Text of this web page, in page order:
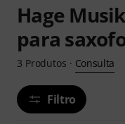
Hage
para
3 Produtos · Consulta
Filtro